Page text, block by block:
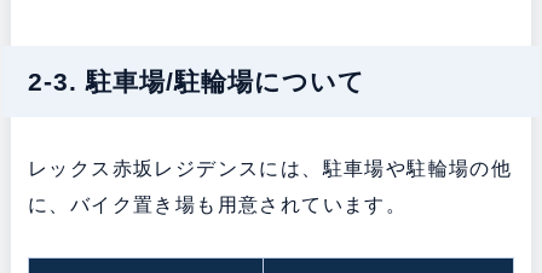
2-3. 駐車場/駐輪場について
レックス赤坂レジデンスには、駐車場や駐輪場の他
に、バイク置き場も用意されています。